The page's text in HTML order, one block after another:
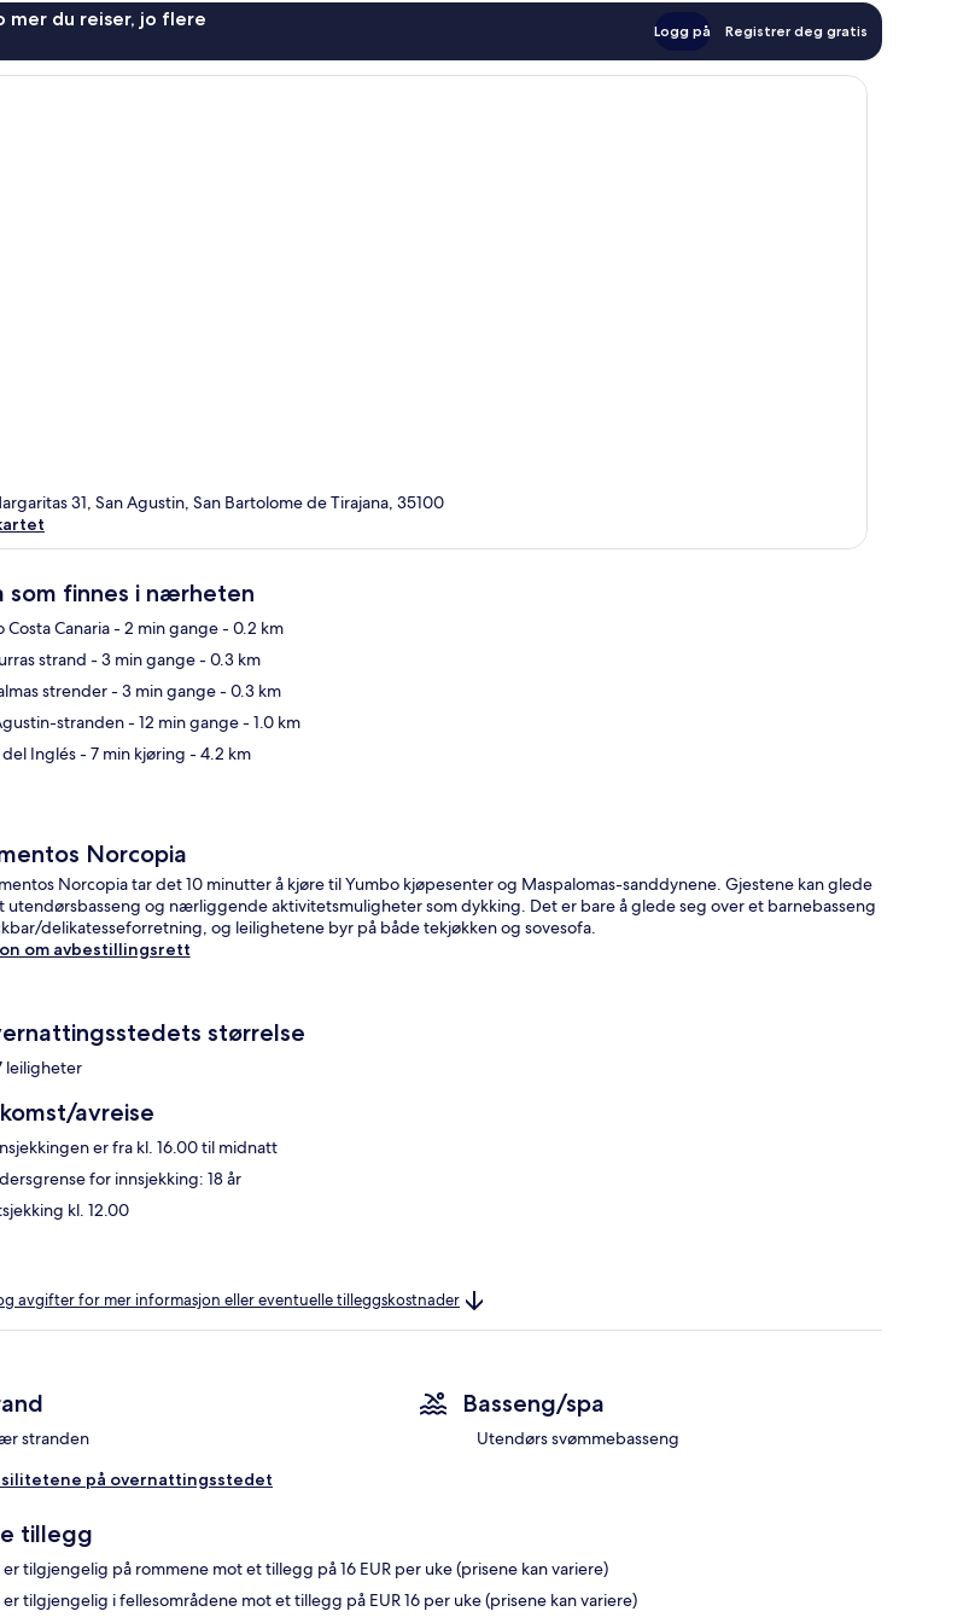
mer du reiser, jo flere
Logg på Registrer deg gratis
31, San Agustin, San Bartolome de Tirajana, 35100
som finnes i nærheten
Costa Canaria- 2 min gange- 0.2 km
strand - 3 min gange- 0.3 km
strender- 3 min gange- 0.3 km
stranden- 12 min gange- 1.0 km
del Inglés- 7 min kjøring - 4.2 km
Norcopia
Norcopia tar det 10 minutter å kjøre til Yumbo kjøpesenter og Maspalomas-sanddynene. Gjestene kan glede
utendørsbasseng og nærliggende aktivitetsmuligheter som dykking. Det er bare å glede seg over et barnebasseng
delikatesseforretning, og leilighetene byr på både tekjøkken og sovesofa.
om avbestillingsrett
størrelse
leiligheter
avreise
er fra kl. 16.00 til midnatt
for innsjekking: 18 år
kl. 12.00
avgifter for mer informasjon eller eventuelle tilleggskostnader
stranden
Basseng/spa
Utendørs svømmebasseng
på overnattingsstedet
tillegg
er tilgjengelig på rommene mot et tillegg på 16 EUR per uke (prisene kan variere)
er tilgjengelig i fellesområdene mot et tillegg på EUR 16 per uke (prisene kan variere)